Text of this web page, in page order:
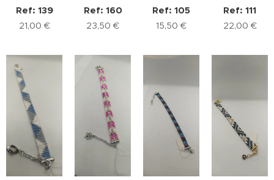
Ref: 139
21,00 €
Ref: 160
23,50 €
Ref: 105
15,50 €
Ref: 111
22,00 €